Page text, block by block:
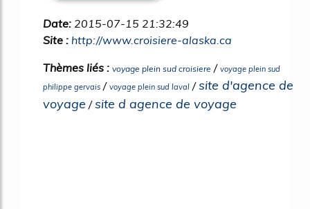
Date: 2015-07-15 21:32:49
Site : http://www.croisiere-alaska.ca
Thèmes liés : voyage plein sud croisiere / voyage plein sud
philippe gervais / voyage plein sud laval /site d'agence de
voyage /site d agence de voyage